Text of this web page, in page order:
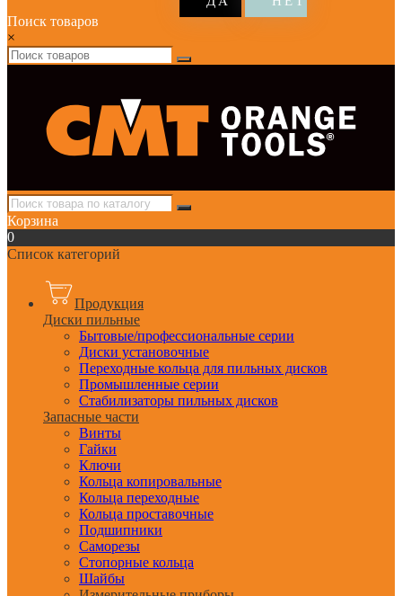
Поиск товаров
×
Корзина
0
Список категорий
Продукция
Диски пильные
Бытовые/профессиональные серии
Диски установочные
Переходные кольца для пильных дисков
Промышленные серии
Стабилизаторы пильных дисков
Запасные части
Винты
Гайки
Ключи
Кольца копировальные
Кольца переходные
Кольца проставочные
Подшипники
Саморезы
Стопорные кольца
Шайбы